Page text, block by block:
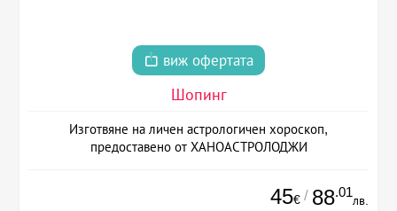
виж офертата
Шопинг
Изготвяне на личен астрологичен хороскоп,
предоставено от ХАНОАСТРОЛОДЖИ
45€ / 88.01
лв.